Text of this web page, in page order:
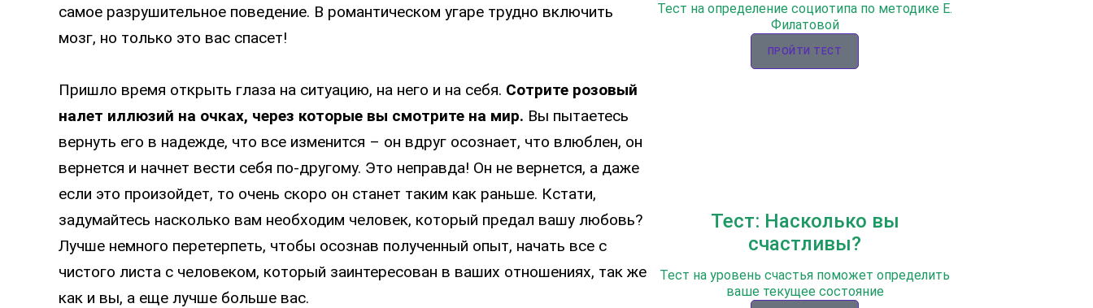
самое разрушительное поведение. В романтическом угаре трудно включить
мозг, но только это вас спасет!
Пришло время открыть глаза на ситуацию, на него и на себя. Сотрите розовый
налет иллюзий на очках, через которые вы смотрите на мир. Вы пытаетесь
вернуть его в надежде, что все изменится – он вдруг осознает, что влюблен, он
вернется и начнет вести себя по-другому. Это неправда! Он не вернется, а даже
если это произойдет, то очень скоро он станет таким как раньше. Кстати,
задумайтесь насколько вам необходим человек, который предал вашу любовь?
Лучше немного перетерпеть, чтобы осознав полученный опыт, начать все с
чистого листа с человеком, который заинтересован в ваших отношениях, так же
как и вы, а еще лучше больше вас.
Тест на определение социотипа по методике Е.
Филатовой
ПРОЙТИ ТЕСТ
Тест: Насколько вы
счастливы?
Тест на уровень счастья поможет определить
ваше текущее состояние